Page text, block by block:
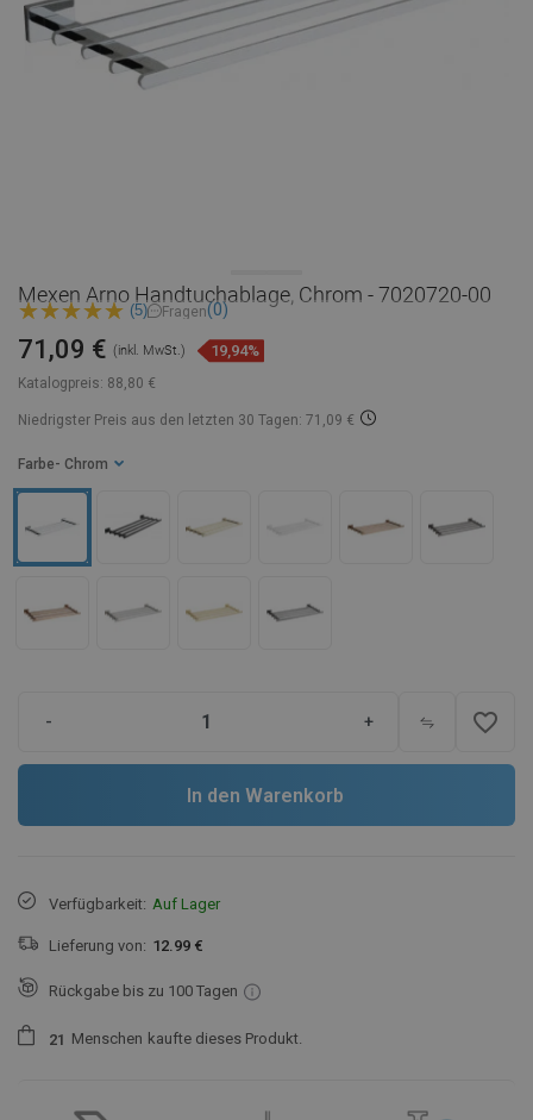
Mexen Arno Handtuchablage, Chrom - 7020720-00
(5) Fragen(0)
Katalogpreis: 88,80 €
71,09 € (inkl. MwSt.) 19,94%
Niedrigster Preis aus den letzten 30 Tagen: 71,09 €
Farbe - Chrom
- + favorite_border
In den Warenkorb
Verfügbarkeit: Auf Lager
Lieferung von: 12.99 €
Rückgabe bis zu 100 Tagen
21 Menschen kaufte dieses Produkt.